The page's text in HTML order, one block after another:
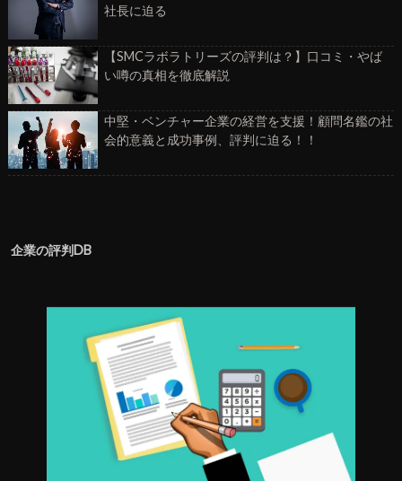
社長に迫る
【SMCラボラトリーズの評判は？】口コミ・やば
い噂の真相を徹底解説
中堅・ベンチャー企業の経営を支援！顧問名鑑の社
会的意義と成功事例、評判に迫る！！
企業の評判DB